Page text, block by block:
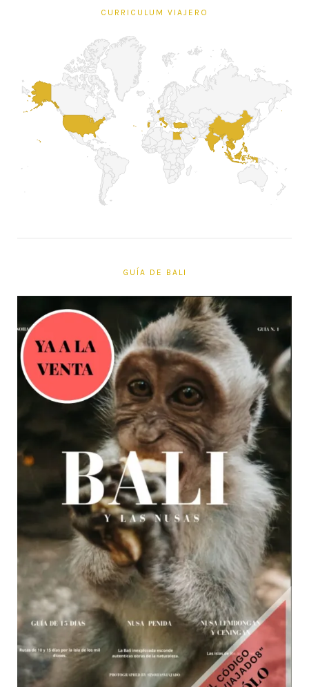
CURRICULUM VIAJERO
GUÍA DE BALI